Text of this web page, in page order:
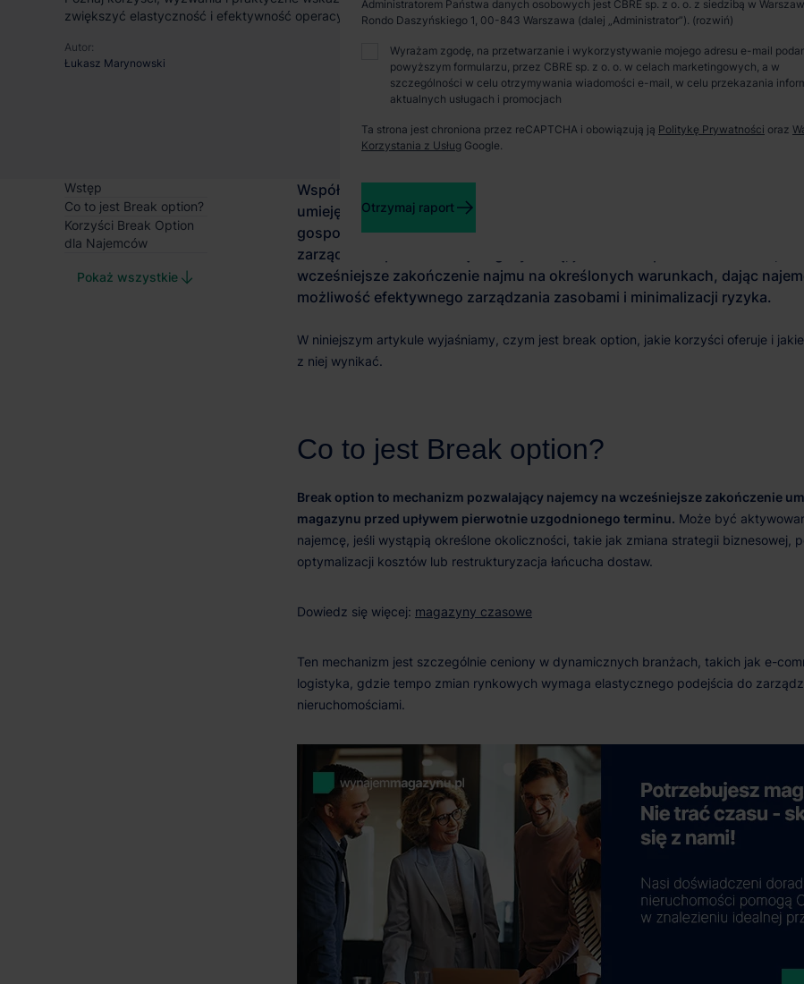
zwiększyć elastyczność i efektywność operacyjną.
Autor:
Łukasz Marynowski
Wstęp
Co to jest Break option?
Korzyści Break Option
dla Najemców
Pokaż wszystkie
Break option to mechanizm pozwalający najemcy na wcześniejsze zakończenie
magazynu przed upływem pierwotnie uzgodnionego terminu.
magazyny czasowe
Spotkanie i wizja lokalna
Zaprosimy Cię na spotkanie, omówimy szczegóły i
pokażemy inwestycje.
Administratorem Państwa danych osobowych jest CBRE sp. z o. o. z siedzibą w
Rondo Daszyńskiego 1, 00-843 Warszawa (dalej „Administrator”).
Wyrażam zgodę, na przetwarzanie i wykorzystywanie mojego adresu e-mail
powyższym formularzu, przez CBRE sp. z o. o. w celach marketingowych, a w
szczególności w celu otrzymywania wiadomości e-mail, w celu przekazania
aktualnych usługach i promocjach
Ta strona jest chroniona przez reCAPTCHA i obowiązują ją Politykę Prywatności oraz
Korzystania z Usług Google.
Otrzymaj raport